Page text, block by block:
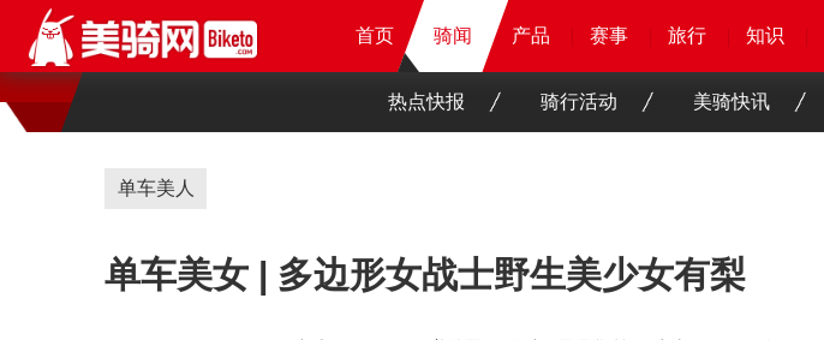
产品 赛事 旅行 知识
首页 骑闻 产品 赛事 旅行 知识
首页 骑闻 产品 赛事 旅行 知识
首页 骑闻 产品 赛事 旅行 知识
热点快报 骑行活动 美骑快讯
单车美人
单车美女 | 多边形女战士野生美少女有梨